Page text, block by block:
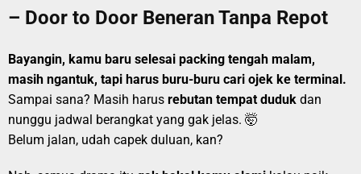
– Door to Door Beneran Tanpa Repot
Bayangin, kamu baru selesai packing tengah malam,
masih ngantuk, tapi harus buru-buru cari ojek ke terminal.
Sampai sana? Masih harus rebutan tempat duduk dan
nunggu jadwal berangkat yang gak jelas. 🤯
Belum jalan, udah capek duluan, kan?